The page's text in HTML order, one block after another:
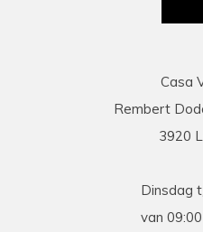
Prima geholpen bij
Casa
Rembert
3920
Dinsdag
van